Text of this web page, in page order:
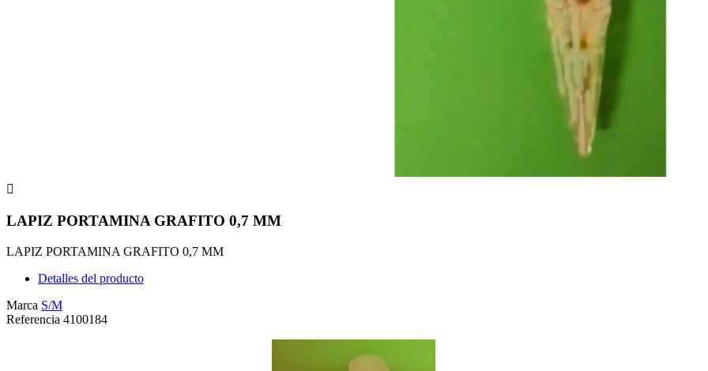

LAPIZ PORTAMINA GRAFITO 0,7 MM
LAPIZ PORTAMINA GRAFITO 0,7 MM
Detalles del producto
Marca S/M
Referencia 4100184